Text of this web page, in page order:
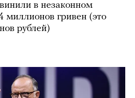
в незаконном
миллионов гривен (это
рублей)